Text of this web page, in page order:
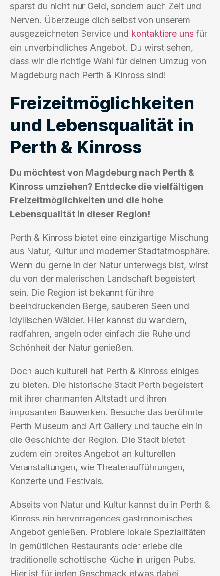
sparst du nicht nur Geld, sondern auch Zeit und
Nerven. Überzeuge dich selbst von unserem
ausgezeichneten Service und kontaktiere uns für
ein unverbindliches Angebot. Du wirst sehen,
dass wir die richtige Wahl für deinen Umzug von
Magdeburg nach Perth & Kinross sind!
Freizeitmöglichkeiten
und Lebensqualität in
Perth & Kinross
Du möchtest von Magdeburg nach Perth &
Kinross umziehen? Entdecke die vielfältigen
Freizeitmöglichkeiten und die hohe
Lebensqualität in dieser Region!
Perth & Kinross bietet eine einzigartige Mischung
aus Natur, Kultur und moderner Stadtatmosphäre.
Wenn du gerne in der Natur unterwegs bist, wirst
du von der malerischen Landschaft begeistert
sein. Die Region ist bekannt für ihre
beeindruckenden Berge, sauberen Seen und
idyllischen Wälder. Hier kannst du wandern,
radfahren, angeln oder einfach die Ruhe und
Schönheit der Natur genießen.
Doch auch kulturell hat Perth & Kinross einiges
zu bieten. Die historische Stadt Perth begeistert
mit ihrer charmanten Altstadt und ihren
imposanten Bauwerken. Besuche das berühmte
Perth Museum and Art Gallery und tauche ein in
die Geschichte der Region. Die Stadt bietet
zudem ein breites Angebot an kulturellen
Veranstaltungen, wie Theateraufführungen,
Konzerte und Festivals.
Abseits von Natur und Kultur kannst du in Perth &
Kinross ein hervorragendes gastronomisches
Angebot genießen. Probiere lokale Spezialitäten
in gemütlichen Restaurants oder erlebe die
traditionelle schottische Küche in urigen Pubs.
Hier ist für jeden Geschmack etwas dabei.